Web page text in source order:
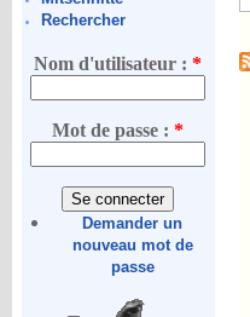
Rechercher
Nom d'utilisateur :*
Mot de passe :*
Demander un
nouveau mot de
passe